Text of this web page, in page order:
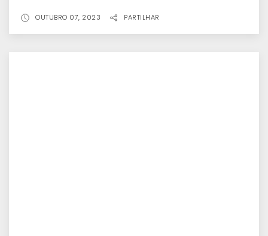
OUTUBRO 07, 2023 PARTILHAR